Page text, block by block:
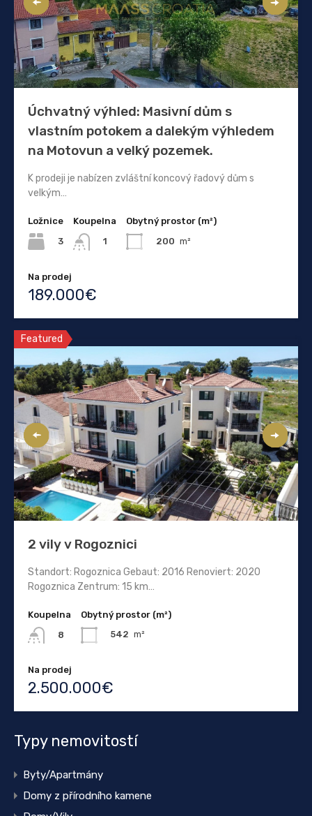
Úchvatný výhled: Masivní dům s
vlastním potokem a dalekým výhledem
na Motovun a velký pozemek.
K prodeji je nabízen zvláštní koncový řadový dům s
velkým…
Ložnice
3
Koupelna
1
Obytný prostor (m²)
200 m²
Na prodej
189.000€
Featured
2 vily v Rogoznici
Standort: Rogoznica Gebaut: 2016 Renoviert: 2020
Rogoznica Zentrum: 15 km…
Koupelna
8
Obytný prostor (m²)
542 m²
Na prodej
2.500.000€
Typy nemovitostí
Byty/Apartmány
Domy z přírodního kamene